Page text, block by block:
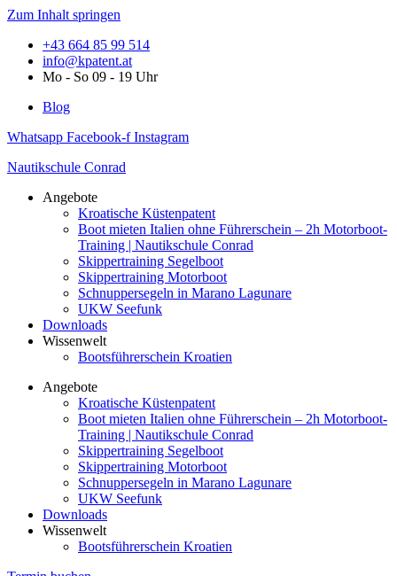
Zum Inhalt springen
+43 664 85 99 514
info@kpatent.at
Mo - So 09 - 19 Uhr
Blog
Whatsapp Facebook-f Instagram
Nautikschule Conrad
Angebote
Kroatische Küstenpatent
Boot mieten Italien ohne Führerschein – 2h Motorboot-
Training | Nautikschule Conrad
Skippertraining Segelboot
Skippertraining Motorboot
Schnuppersegeln in Marano Lagunare
UKW Seefunk
Downloads
Wissenwelt
Bootsführerschein Kroatien
Angebote
Kroatische Küstenpatent
Boot mieten Italien ohne Führerschein – 2h Motorboot-
Training | Nautikschule Conrad
Skippertraining Segelboot
Skippertraining Motorboot
Schnuppersegeln in Marano Lagunare
UKW Seefunk
Downloads
Wissenwelt
Bootsführerschein Kroatien